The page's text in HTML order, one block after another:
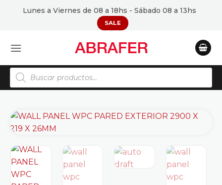
Lunes a Viernes de 08 a 18hs - Sábado 08 a 13hs
SALE
Búsqueda
de
productos